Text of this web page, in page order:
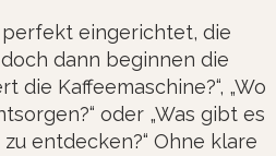
eingerichtet, die
dann beginnen die
die Kaffeemaschine?“, „Wo
oder „Was gibt es
entdecken?“ Ohne klare